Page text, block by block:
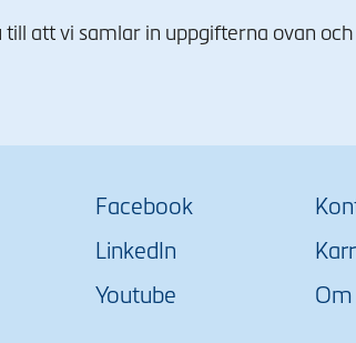
att vi samlar in uppgifterna ovan
Facebook
LinkedIn
Youtube